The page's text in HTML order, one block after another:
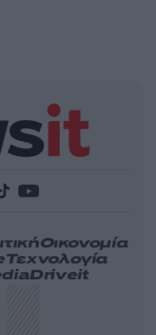
Οικονομία
Τεχνολογία
Driveit